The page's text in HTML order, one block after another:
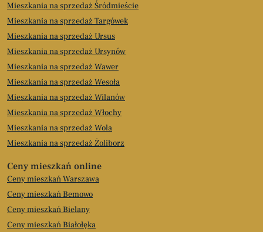
Mieszkania na sprzedaż Śródmieście
Mieszkania na sprzedaż Targówek
Mieszkania na sprzedaż Ursus
Mieszkania na sprzedaż Ursynów
Mieszkania na sprzedaż Wawer
Mieszkania na sprzedaż Wesoła
Mieszkania na sprzedaż Wilanów
Mieszkania na sprzedaż Włochy
Mieszkania na sprzedaż Wola
Mieszkania na sprzedaż Żoliborz
Ceny mieszkań online
Ceny mieszkań Warszawa
Ceny mieszkań Bemowo
Ceny mieszkań Bielany
Ceny mieszkań Białołęka